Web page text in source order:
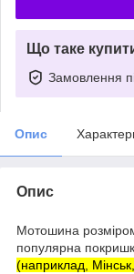
Що таке
Замовлення
Опис
Опис
Мотошина
популярна
(наприклад,